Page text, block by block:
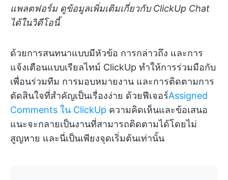
แพลตฟอร์ม ดูข้อมูลเพิ่มเติมเกี่ยวกับ ClickUp Chat
ได้ในวิดีโอนี้
ด้วยการสนทนาแบบมีหัวข้อ การกล่าวถึง และการ
แจ้งเตือนแบบเรียลไทม์ ClickUp ทำให้การร่วมมือกับ
เพื่อนร่วมทีม การมอบหมายงาน และการติดตามการ
ตัดสินใจที่สำคัญเป็นเรื่องง่าย ด้วยฟีเจอร์Assigned
Comments ใน ClickUp ความคิดเห็นและข้อเสนอ
แนะจะกลายเป็นงานที่สามารถติดตามได้โดยไม่
สูญหาย และนี่เป็นเพียงจุดเริ่มต้นเท่านั้น